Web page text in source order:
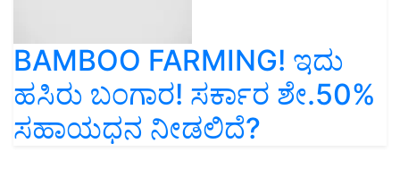
BAMBOO FARMING! ಇದು
ಹಸಿರು ಬಂಗಾರ! ಸರ್ಕಾರ ಶೇ.50%
ಸಹಾಯಧನ ನೀಡಲಿದೆ?